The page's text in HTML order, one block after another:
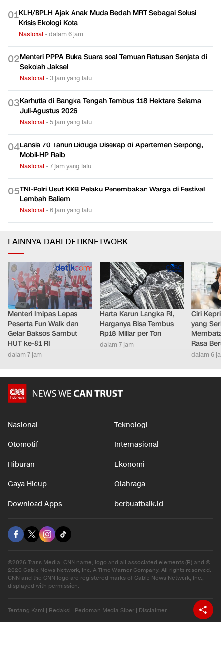
01KLH/BPLH Ajak Anak Muda Bedah MRT Sebagai Solusi
Krisis Ekologi Kota
Nasional •dalam 6 jam
02Menteri PPPA Buka Suara soal Temuan Ratusan Senjata di
Sekolah Jaksel
Nasional •3 jam yang lalu
03Karhutla di Bangka Tengah Tembus 118 Hektare Selama
Juli-Agustus 2026
Nasional • 5 jam yang lalu
04Lansia 70 Tahun Diduga Disekap di Apartemen Serpong,
Mobil-HP Raib
Nasional •7 jam yang lalu
05TNI-Polri Usut KKB Pelaku Penembakan Warga di Festival
Lembah Baliem
Nasional •6 jam yang lalu
LAINNYA DARI DETIKNETWORK
Menteri Imipas Lepas
Peserta Fun Walk dan
Gelar Baksos Sambut
HUT ke-81 RI
dalam 7 jam
Harta Karun Langka RI,
Harganya Bisa Tembus
Rp18 Miliar per Ton
dalam 7 jam
Ciri
yang
Rasa
dalam 6
Nasional Teknologi
Otomotif Internasional
Hiburan Ekonomi
Gaya Hidup Olahraga
Download Apps berbuatbaik.id
©2026 Trans Media, CNN name, logo and all associated elements (R) and ©
2026 Cable News Network, Inc. A Time Warner Company. All rights reserved.
CNN and the CNN logo are registered marks of Cable News Network, Inc.,
displayed with permission.
Tentang Kami Redaksi Pedoman Media Siber Disclaimer